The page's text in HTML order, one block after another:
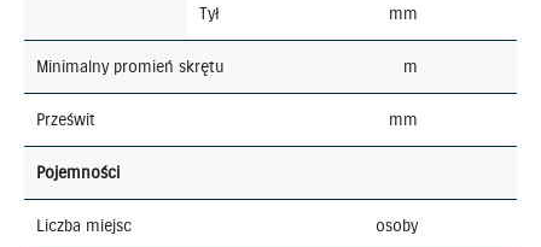
Tył mm
Minimalny promień skrętu m
Prześwit mm
Pojemności
Liczba miejsc osoby